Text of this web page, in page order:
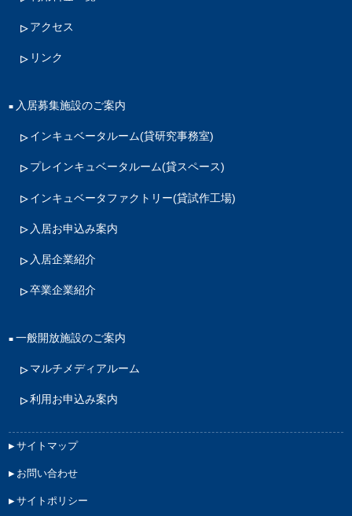
アクセス
リンク
入居募集施設のご案内
インキュベータルーム(貸研究事務室)
プレインキュベータルーム(貸スペース)
インキュベータファクトリー(貸試作工場)
入居お申込み案内
入居企業紹介
卒業企業紹介
一般開放施設のご案内
マルチメディアルーム
利用お申込み案内
サイトマップ
お問い合わせ
サイトポリシー